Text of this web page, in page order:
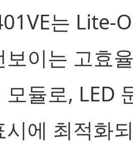
는 Lite-
보이는 고효
모듈로, LED
시에 최적화